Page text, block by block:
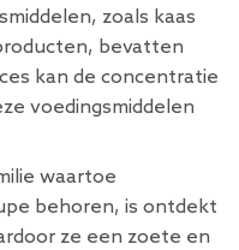
zoals kaas
bevatten
kan de concentratie
voedingsmiddelen
waartoe
behoren, is ontdekt
ze een zoete en